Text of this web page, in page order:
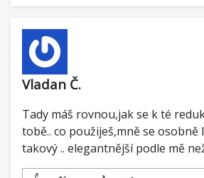
Vladan Č.
Tady máš rovnou,jak se k té
tobě.. co použiješ,mně se
takový .. elegantnější podle mě